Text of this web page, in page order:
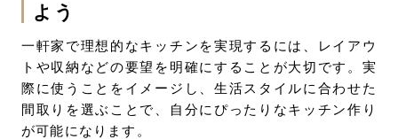
よう
一軒家で理想的なキッチンを実現するには、レイアウ
トや収納などの要望を明確にすることが大切です。実
際に使うことをイメージし、生活スタイルに合わせた
間取りを選ぶことで、自分にぴったりなキッチン作り
が可能になります。